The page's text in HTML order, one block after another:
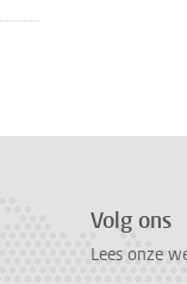
Volg ons
Lees onze